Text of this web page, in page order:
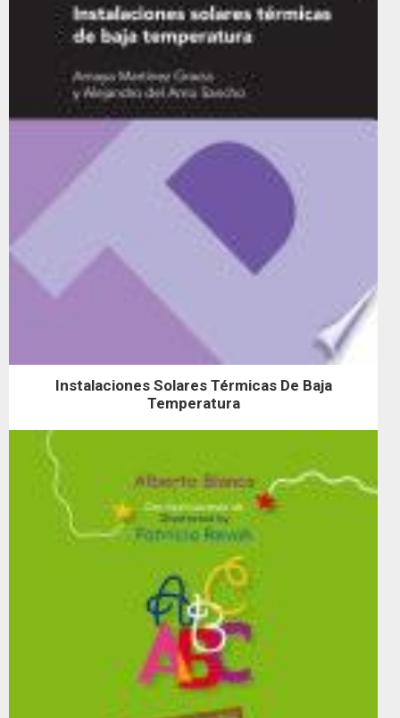
Instalaciones Solares Térmicas De Baja
Temperatura